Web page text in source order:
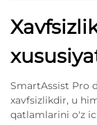
SmartAssist Pro
xavfsizlikdir, u
qatlamlarini o'z